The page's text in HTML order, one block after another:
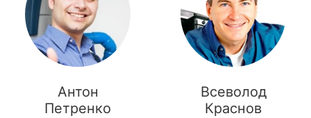
Антон
Петренко
Всеволод
Краснов